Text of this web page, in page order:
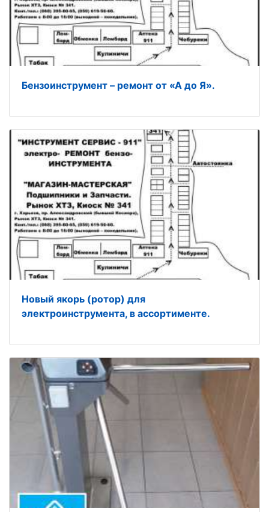
Бензоинструмент – ремонт от «А до Я».
Новый якорь (ротор) для
электроинструмента, в ассортименте.